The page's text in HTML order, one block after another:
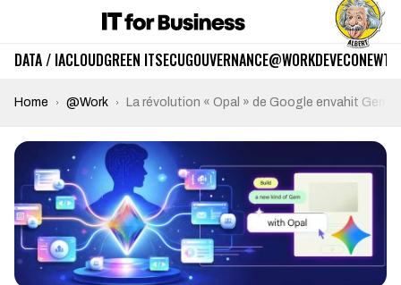
DATA / IACLOUDGREEN ITSECUGOUVERNANCE@WORKDEVECO
Home @Work La révolution « Opal » de Google envahit